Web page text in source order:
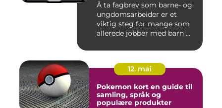
Å ta fagbrev som barne- og
ungdomsarbeider er et
viktig steg for mange som
allerede jobber med barn ...
12. mai
Pokemon kort en guide til
samling, språk og
populære produkter